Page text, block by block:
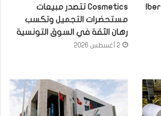
Cosmetics تتصدر مبيعات
مستحضرات التجميل وتكسب
رهان الثقة في السوق التونسية
2 أغسطس 2026